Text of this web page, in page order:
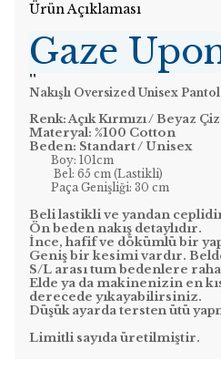
Ürün Açıklaması
Gaze
''
Nakışlı Oversized Unisex
Renk: AçıkKırmızı / Beyaz
Materyal: %100 Cotton
Beden: Standart / Unisex
Boy: 101cm
Bel: 65 cm (Lastikli)
Paça Genişliği: 30 cm
Beli lastikli ve yandan
Ön beden nakış detaylıdır.
İnce, hafif ve dökümlü bir
Geniş bir kesimi vardır.
S/L arası tum bedenlere
Elde ya da makinenizin en
derecede yıkayabilirsiniz.
Düşük ayarda tersten ütü
Limitli sayıda üretilmiştir.